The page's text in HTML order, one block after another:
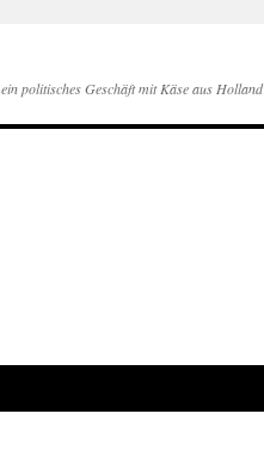
ein politisches Geschäft mit Käse aus Holland